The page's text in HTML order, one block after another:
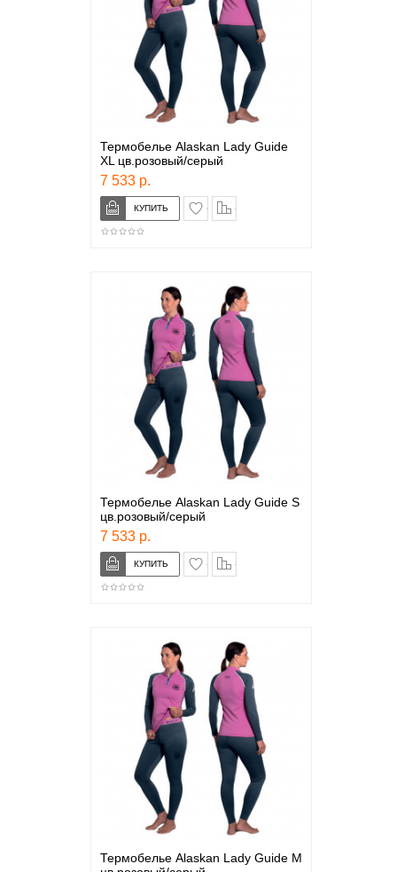
Термобелье Alaskan Lady Guide
XL цв.розовый/серый
7 533 р.
в закладки
Термобелье Alaskan Lady Guide S
цв.розовый/серый
7 533 р.
в закладки
Термобелье Alaskan Lady Guide M